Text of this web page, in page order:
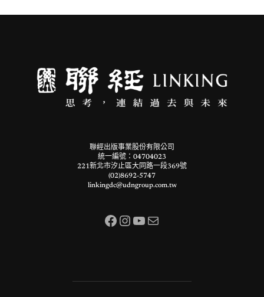
聯經出版事業股份有限公司
統一編號：04704023
221新北市汐止區大同路一段369號
(02)8692-5747
linkingdc@udngroup.com.tw
Facebook InstagramYouTube 電子郵件